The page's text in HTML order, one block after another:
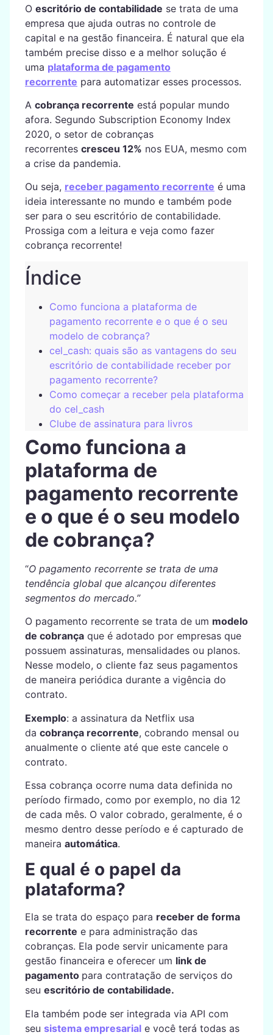
O escritório de contabilidade se trata de uma
empresa que ajuda outras no controle de
capital e na gestão financeira. É natural que ela
também precise disso e a melhor solução é
uma plataforma de pagamento
recorrente para automatizar esses processos.
A cobrança recorrente está popular mundo
afora. Segundo Subscription Economy Index
2020, o setor de cobranças
recorrentes cresceu 12% nos EUA, mesmo com
a crise da pandemia.
Ou seja, receber pagamento recorrente é uma
ideia interessante no mundo e também pode
ser para o seu escritório de contabilidade.
Prossiga com a leitura e veja como fazer
cobrança recorrente!
Índice
Como funciona a plataforma de
pagamento recorrente e o que é o seu
modelo de cobrança?
cel_cash: quais são as vantagens do seu
escritório de contabilidade receber por
pagamento recorrente?
Como começar a receber pela plataforma
do cel_cash
Clube de assinatura para livros
Como funciona a
plataforma de
pagamento recorrente
e o que é o seu modelo
de cobrança?
“O pagamento recorrente se trata de uma
tendência global que alcançou diferentes
segmentos do mercado.”
O pagamento recorrente se trata de um modelo
de cobrançaque é adotado por empresas que
possuem assinaturas, mensalidades ou planos.
Nesse modelo, o cliente faz seus pagamentos
de maneira periódica durante a vigência do
contrato.
Exemplo: a assinatura da Netflix usa
da cobrança recorrente, cobrando mensal ou
anualmente o cliente até que este cancele o
contrato.
Essa cobrança ocorre numa data definida no
período firmado, como por exemplo, no dia 12
de cada mês. O valor cobrado, geralmente, é o
mesmo dentro desse período e é capturado de
maneira automática.
E qual é o papel da
plataforma?
Ela se trata do espaço para receber de forma
recorrente e para administração das
cobranças. Ela pode servir unicamente para
gestão financeira e oferecer um link de
pagamento para contratação de serviços do
seu escritório de contabilidade.
Ela também pode ser integrada via API com
seu sistema empresariale você terá todas as